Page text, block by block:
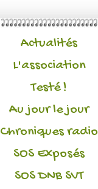
Actualités
L'association
Testé !
Au jour le jour
Chroniques radio
SOS Exposés
SOS DNB SVT